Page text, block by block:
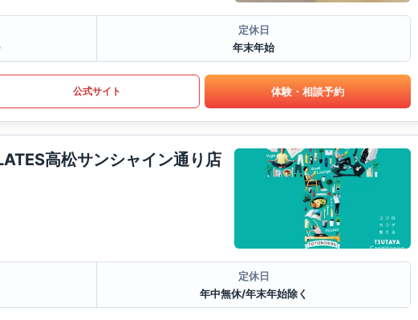
定休日
年末年始
公式サイト 体験・相談予約
高松サンシャイン通り店
定休日
年中無休/年末年始除く